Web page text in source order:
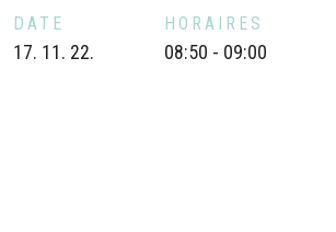
DATE
17. 11. 22.
HORAIRES
08:50 - 09:00